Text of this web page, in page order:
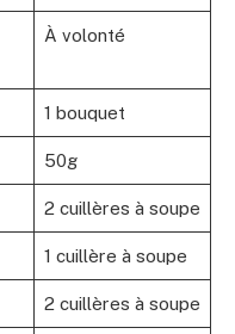
À volonté
1 bouquet
50g
2 cuillères à soupe
1 cuillère à soupe
2 cuillères à soupe